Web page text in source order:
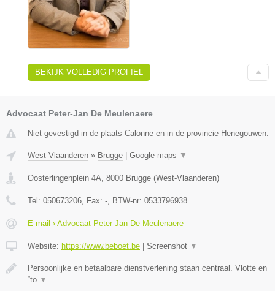
BEKIJK VOLLEDIG PROFIEL
Advocaat Peter-Jan De Meulenaere
Niet gevestigd in de plaats Calonne en in de provincie Henegouwen.
West-Vlaanderen » Brugge Google maps ▼
Oosterlingenplein 4A 8000 Brugge (West-Vlaanderen)
Tel: 050673206 , Fax: - , BTW-nr: 0533796938
E-mail › Advocaat Peter-Jan De Meulenaere
Website: https://www.beboet.be Screenshot ▼
Persoonlijke en betaalbare dienstverlening staan centraal. Vlotte en
“to ▼